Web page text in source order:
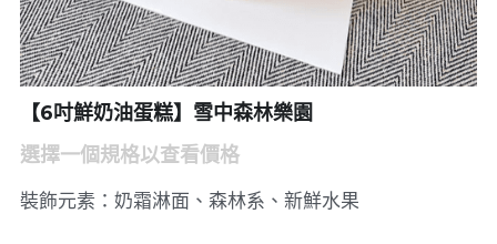
【6吋鮮奶油蛋糕】雪中森林樂園
選擇一個規格以查看價格
裝飾元素：奶霜淋面、森林系、新鮮水果